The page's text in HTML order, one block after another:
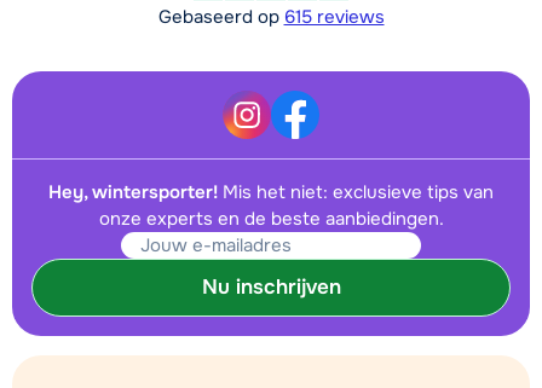
Gebaseerd op 615 reviews
Hey, wintersporter! Mis het niet: exclusieve tips van
onze experts en de beste aanbiedingen.
Nu inschrijven